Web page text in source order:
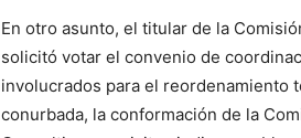
En otro asunto, el titular de la
solicitó votar el convenio de
involucrados para el reordenamiento
conurbada, la conformación de la